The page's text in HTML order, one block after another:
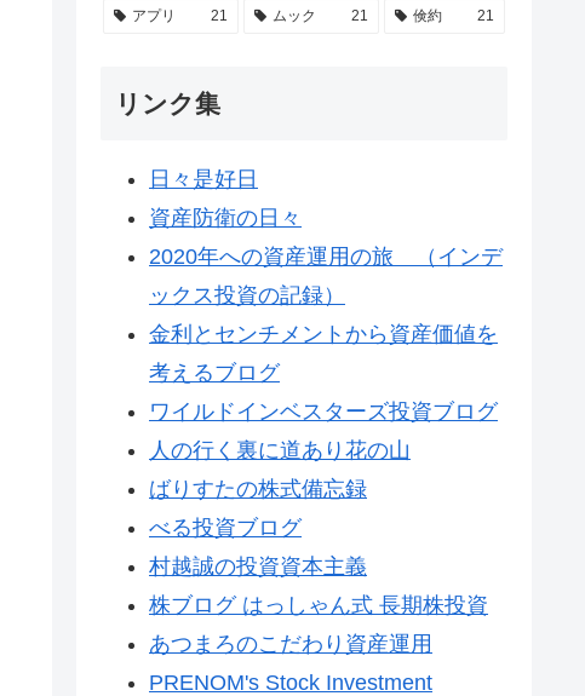
アプリ 21 ムック 21 倹約 21
リンク集
日々是好日
資産防衛の日々
2020年への資産運用の旅 （インデ
ックス投資の記録）
金利とセンチメントから資産価値を
考えるブログ
ワイルドインベスターズ投資ブログ
人の行く裏に道あり花の山
ばりすたの株式備忘録
べる投資ブログ
村越誠の投資資本主義
株ブログ はっしゃん式 長期株投資
あつまろのこだわり資産運用
PRENOM's Stock Investment